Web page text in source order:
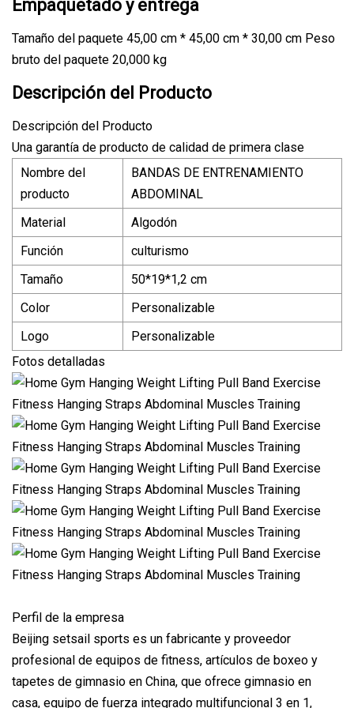
Empaquetado y entrega
Tamaño del paquete 45,00 cm * 45,00 cm * 30,00 cm Peso
bruto del paquete 20,000 kg
Descripción del Producto
Descripción del Producto
Una garantía de producto de calidad de primera clase
Nombre del
producto
BANDAS DE ENTRENAMIENTO
ABDOMINAL
Material
Algodón
Función
culturismo
Tamaño
50*19*1,2 cm
Color
Personalizable
Logo
Personalizable
Fotos detalladas
Perfil de la empresa
Beijing setsail sports es un fabricante y proveedor
profesional de equipos de fitness, artículos de boxeo y
tapetes de gimnasio en China, que ofrece gimnasio en
casa, equipo de fuerza integrado multifuncional 3 en 1,